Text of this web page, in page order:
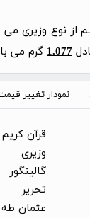
از نوع وزیری
1.077 گرم می
نمودار تغییر
قرآن کریم
وزیری
گالینگور
تحریر
عثمان طه